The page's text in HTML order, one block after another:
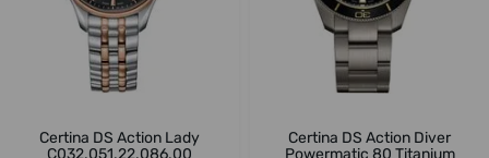
Certina DS Action Lady
Certina DS Action Diver